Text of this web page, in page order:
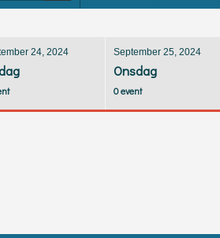
24, 2024 September 25, 2024
Onsdag
0 event